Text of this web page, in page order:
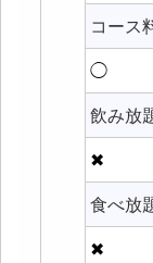
コース
◯
飲み放
✖
食べ放
✖